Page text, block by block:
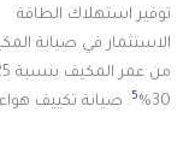
توفير استهلاك الطاقة
الاستثمار في صيانة
30%
5. صيانة تكييف